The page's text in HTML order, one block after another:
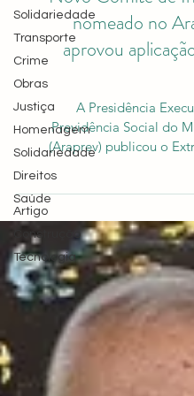
Solidariedade
Transporte
Crime
Obras
Justiça
Homenagem
Solidariedade
Direitos
Saúde
Artigo
Construção
Tecnologia
Novo Comitê de
nomeado no
A Presidência
Previdência Social do
(Araprev) publicou o
001/2026, que nomeia os
Comitê de Investimentos da
assume a
autorizar
previdenciários pelos
substituição ocorre após o
ter aprovado investimentos